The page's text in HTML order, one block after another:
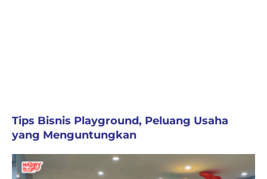
Tips Bisnis Playground, Peluang Usaha
yang Menguntungkan